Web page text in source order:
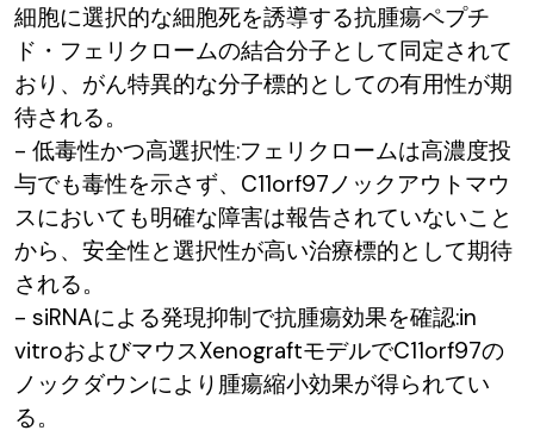
細胞に選択的な細胞死を誘導する抗腫瘍ペプチ
ド・フェリクロームの結合分子として同定されて
おり、がん特異的な分子標的としての有用性が期
待される。
- 低毒性かつ高選択性:フェリクロームは高濃度投
与でも毒性を示さず、C11orf97ノックアウトマウ
スにおいても明確な障害は報告されていないこと
から、安全性と選択性が高い治療標的として期待
される。
- siRNAによる発現抑制で抗腫瘍効果を確認:in
vitroおよびマウスXenograftモデルでC11orf97の
ノックダウンにより腫瘍縮小効果が得られてい
る。